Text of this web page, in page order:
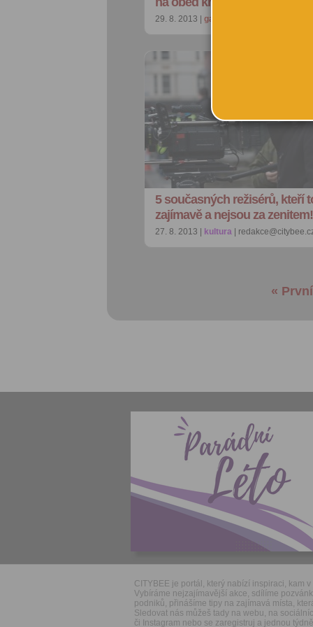
29. 8. 2013 | gastro
5 současných režisérů, kteří
zajímavě a nejsou za zenitem!
27. 8. 2013 | kultura |
« První
CITYBEE je portál, který nabízí inspiraci, kam v
Vybíráme nejzajímavější akce, sdílíme
podniků, přinášíme tipy na zajímavá místa,
Sledovat nás můžeš tady na webu, na
či Instagram nebo se zaregistruj a jednou